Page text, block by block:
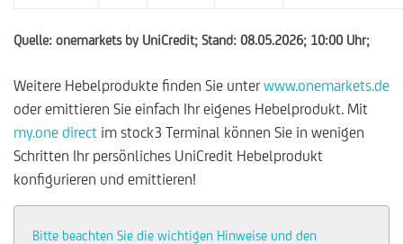
Quelle: onemarkets by UniCredit; Stand: 08.05.2026; 10:00 Uhr;
Weitere Hebelprodukte finden Sie unter www.onemarkets.de
oder emittieren Sie einfach Ihr eigenes Hebelprodukt. Mit
my.one direct im stock3 Terminal können Sie in wenigen
Schritten Ihr persönliches UniCredit Hebelprodukt
konfigurieren und emittieren!
Bitte beachten Sie die wichtigen Hinweise und den